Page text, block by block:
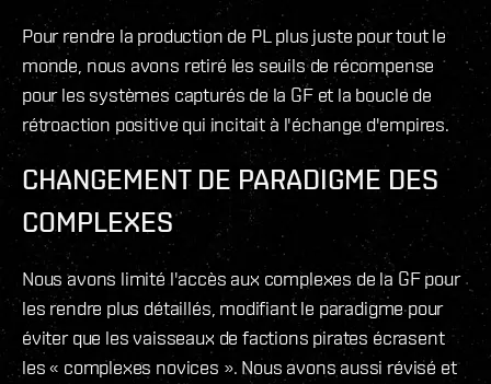
Pour rendre la production de PL plus juste pour tout le
monde, nous avons retiré les seuils de récompense
pour les systèmes capturés de la GF et la boucle de
rétroaction positive qui incitait à l'échange d'empires.
CHANGEMENT DE PARADIGME DES
COMPLEXES
Nous avons limité l'accès aux complexes de la GF pour
les rendre plus détaillés, modifiant le paradigme pour
éviter que les vaisseaux de factions pirates écrasent
les « complexes novices ». Nous avons aussi révisé et